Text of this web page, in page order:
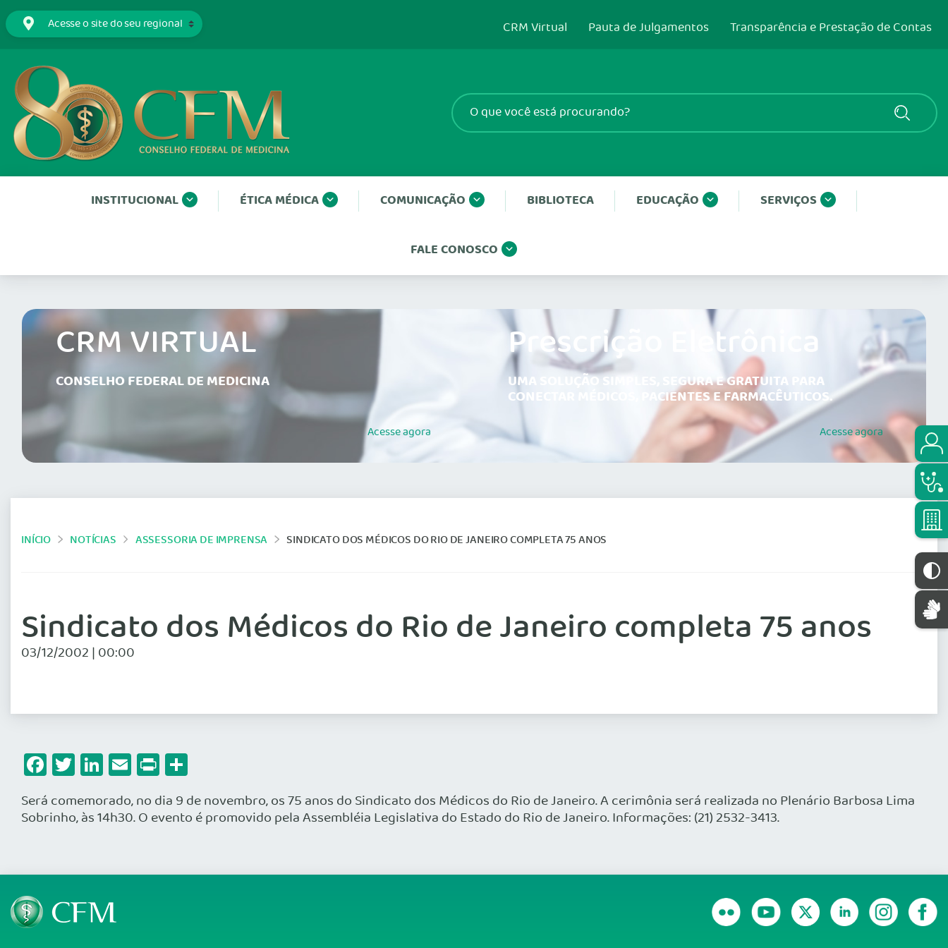
CRM Virtual Pauta de Julgamentos Transparência e Prestação de Contas
INSTITUCIONAL ÉTICA MÉDICA COMUNICAÇÃO BIBLIOTECA EDUCAÇÃO SERVIÇOS
FALE CONOSCO
CRM VIRTUAL
CONSELHO FEDERAL DE MEDICINA
Acesseagora
Prescrição Eletrônica
UMA SOLUÇÃO SIMPLES, SEGURA E GRATUITA PARA
CONECTAR MÉDICOS, PACIENTES E FARMACÊUTICOS.
Acesseagora
INÍCIO NOTÍCIAS ASSESSORIA DE IMPRENSA SINDICATO DOS MÉDICOS DO RIO DE JANEIRO COMPLETA 75 ANOS
Sindicato dos Médicos do Rio de Janeiro completa 75 anos
03/12/2002 | 00:00
Facebook
Twitter
LinkedIn
Email
Print
Será comemorado, no dia 9 de novembro, os 75 anos do Sindicato dos Médicos do Rio de Janeiro. A cerimônia será realizada no Plenário Barbosa Lima
Sobrinho, às 14h30. O evento é promovido pela Assembléia Legislativa do Estado do Rio de Janeiro. Informações: (21) 2532-3413.